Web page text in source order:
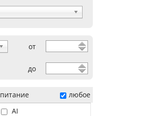
от
до
питание
любое
AI